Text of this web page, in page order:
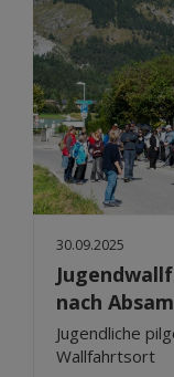
30.09.2025
nach Absam
Jugendliche
Wallfahrtsort